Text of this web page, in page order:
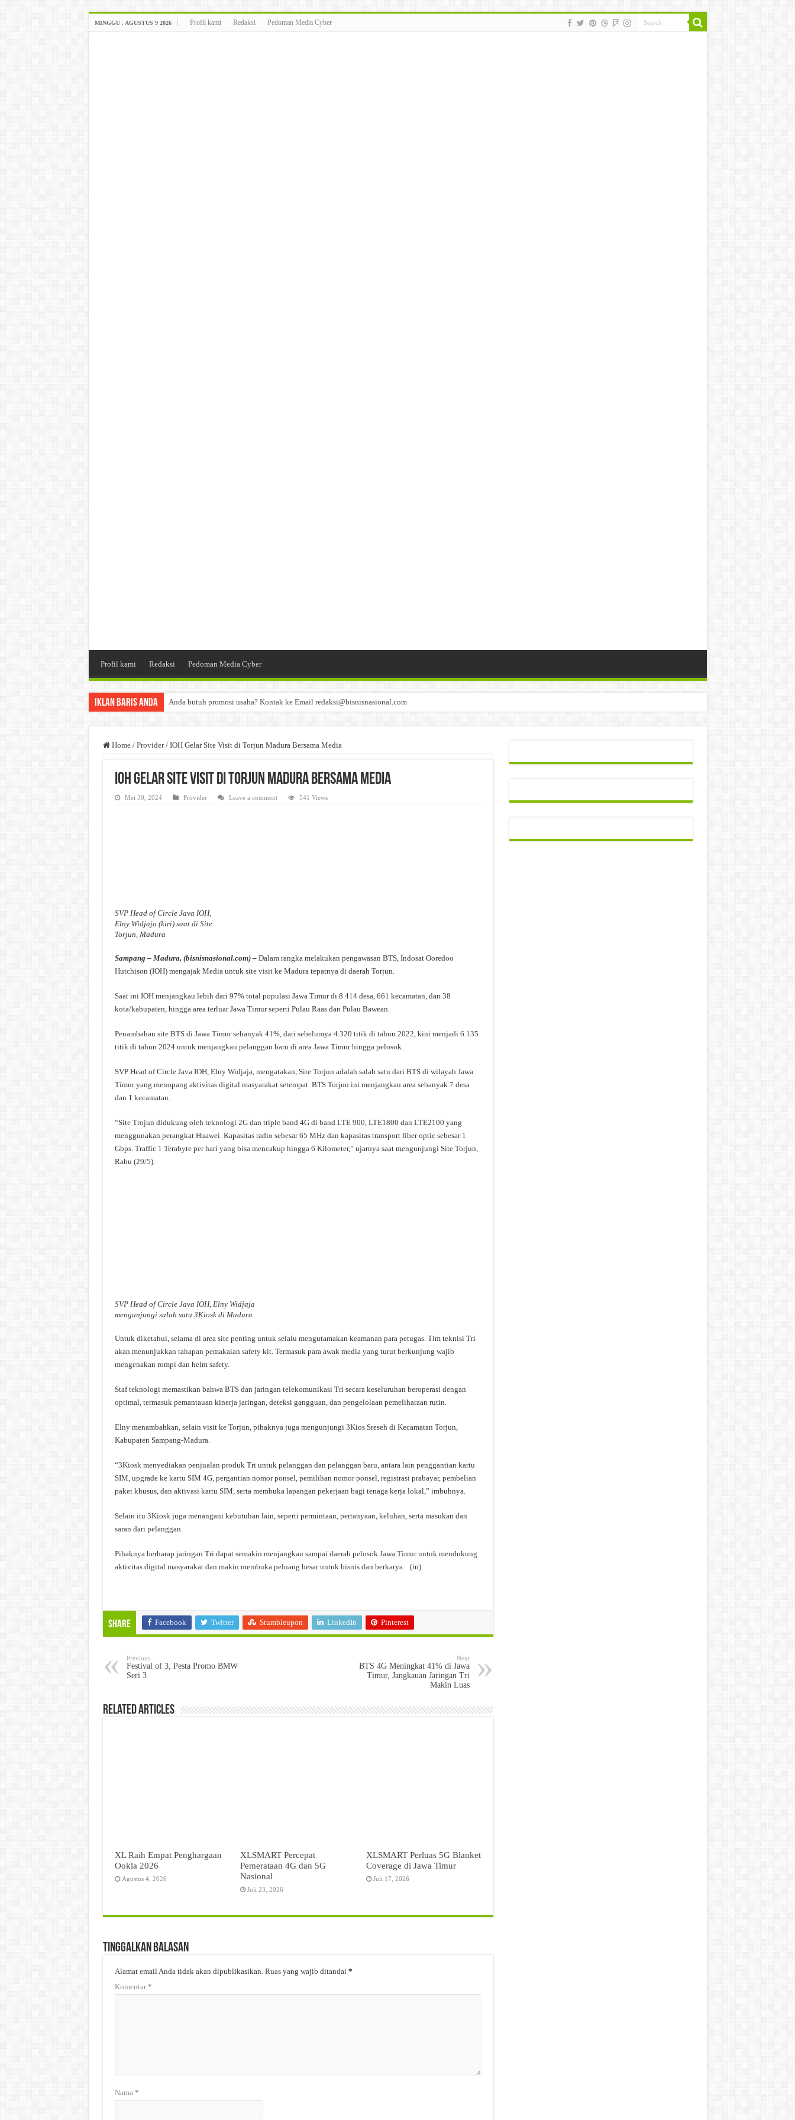
MINGGU , AGUSTUS 9 2026 Profil kami Redaksi Pedoman Media Cyber
Profil kami Redaksi Pedoman Media Cyber
Iklan Baris Anda Anda butuh promosi usaha? Kontak ke Email redaksi@bisnisnasional.com
Home / Provider / IOH Gelar Site Visit di Torjun Madura Bersama Media
IOH Gelar Site Visit di Torjun Madura Bersama Media
Mei 30, 2024 Provider Leave a comment 541 Views
SVP Head of Circle Java IOH,
Elny Widjaja (kiri) saat di Site
Torjun, Madura
Sampang – Madura, (bisnisnasional.com) –Dalam rangka melakukan pengawasan BTS, Indosat Ooredoo
Hutchison (IOH) mengajak Media untuk site visit ke Madura tepatnya di daerah Torjun.
Saat ini IOH menjangkau lebih dari 97% total populasi Jawa Timur di 8.414 desa, 661 kecamatan, dan 38
kota/kabupaten, hingga area terluar Jawa Timur seperti Pulau Raas dan Pulau Bawean.
Penambahan site BTS di Jawa Timur sebanyak 41%, dari sebelumya 4.320 titik di tahun 2022, kini menjadi 6.135
titik di tahun 2024 untuk menjangkau pelanggan baru di area Jawa Timur hingga pelosok.
SVP Head of Circle Java IOH, Elny Widjaja, mengatakan, Site Torjun adalah salah satu dari BTS di wilayah Jawa
Timur yang menopang aktivitas digital masyarakat setempat. BTS Torjun ini menjangkau area sebanyak 7 desa
dan 1 kecamatan.
“Site Trojun didukung oleh teknologi 2G dan triple band 4G di band LTE 900, LTE1800 dan LTE2100 yang
menggunakan perangkat Huawei. Kapasitas radio sebesar 65 MHz dan kapasitas transport fiber optic sebesar 1
Gbps. Traffic 1 Terabyte per hari yang bisa mencakup hingga 6 Kilometer,” ujarnya saat mengunjungi Site Torjun,
Rabu (29/5).
SVP Head of Circle Java IOH, Elny Widjaja
mengunjungi salah satu 3Kiosk di Madura
Untuk diketahui, selama di area site penting untuk selalu mengutamakan keamanan para petugas. Tim teknisi Tri
akan menunjukkan tahapan pemakaian safety kit. Termasuk para awak media yang turut berkunjung wajib
mengenakan rompi dan helm safety.
Staf teknologi memastikan bahwa BTS dan jaringan telekomunikasi Tri secara keseluruhan beroperasi dengan
optimal, termasuk pemantauan kinerja jaringan, deteksi gangguan, dan pengelolaan pemeliharaan rutin.
Elny menambahkan, selain visit ke Torjun, pihaknya juga mengunjungi 3Kios Sreseh di Kecamatan Torjun,
Kabupaten Sampang-Madura.
“3Kiosk menyediakan penjualan produk Tri untuk pelanggan dan pelanggan baru, antara lain penggantian kartu
SIM, upgrade ke kartu SIM 4G, pergantian nomor ponsel, pemilihan nomor ponsel, registrasi prabayar, pembelian
paket khusus, dan aktivasi kartu SIM, serta membuka lapangan pekerjaan bagi tenaga kerja lokal,” imbuhnya.
Selain itu 3Kiosk juga menangani kebutuhan lain, seperti permintaan, pertanyaan, keluhan, serta masukan dan
saran dari pelanggan.
Pihaknya berharap jaringan Tri dapat semakin menjangkau sampai daerah pelosok Jawa Timur untuk mendukung
aktivitas digital masyarakat dan makin membuka peluang besar untuk bisnis dan berkarya. (in)
Share Facebook Twitter Stumbleupon LinkedIn Pinterest
Previous
Festival of 3, Pesta Promo BMW
Seri 3
Next
BTS 4G Meningkat 41% di Jawa
Timur, Jangkauan Jaringan Tri
Makin Luas
Related Articles
XL Raih Empat Penghargaan
Ookla 2026
Agustus 4, 2026
XLSMART Percepat
Pemerataan 4G dan 5G
Nasional
Juli 23, 2026
XLSMART Perluas 5G Blanket
Coverage di Jawa Timur
Juli 17, 2026
Tinggalkan Balasan
Alamat email Anda tidak akan dipublikasikan. Ruas yang wajib ditandai *
Komentar*
Nama *